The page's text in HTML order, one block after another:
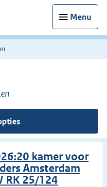
Menu
kamer voor
Amsterdam
RK 25/124